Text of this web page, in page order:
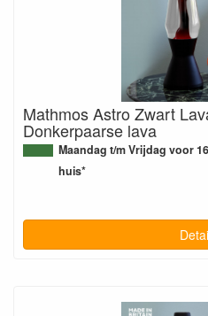
Mathmos Astro Zwart
Donkerpaarse lava
Maandag t/m Vrijdag voor
huis*